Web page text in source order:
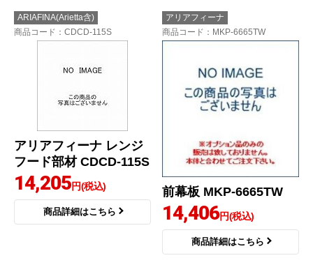
ARIAFINA(Arietta含)
商品コード ：CDCD-115S
アリアフィーナ レンジ
フード部材 CDCD-115S
14,205円(税込)
商品詳細はこちら
アリアフィーナ
商品コード ：MKP-6665TW
前幕板 MKP-6665TW
14,406円(税込)
商品詳細はこちら